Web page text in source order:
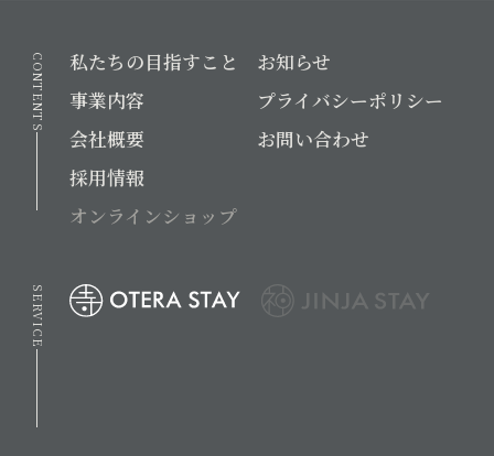
CONTENTS
私たちの目指すこと
事業内容
会社概要
採用情報
オンラインショップ
お知らせ
プライバシーポリシー
お問い合わせ
SERVICE